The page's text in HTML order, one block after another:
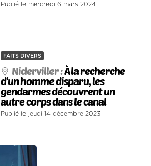
Publié le mercredi 6 mars 2024
FAITS DIVERS
Niderviller :À la recherche
d'un homme disparu, les
gendarmes découvrent un
autre corps dans le canal
Publié le jeudi 14 décembre 2023